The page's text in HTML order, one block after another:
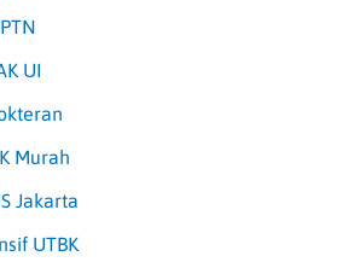
UI
Murah
Jakarta
UTBK